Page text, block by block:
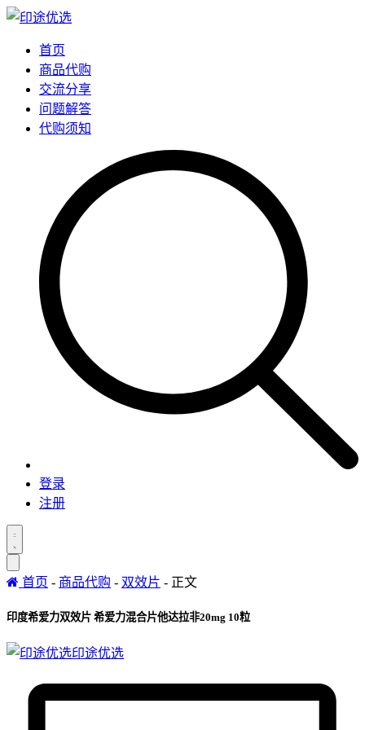
首页
商品代购
交流分享
问题解答
代购须知
登录
注册
首页 - 商品代购 - 双效片 - 正文
印度希爱力双效片 希爱力混合片他达拉非20mg 10粒
印途优选